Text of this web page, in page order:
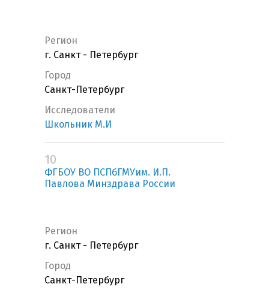
Регион
г. Санкт - Петербург
Город
Санкт-Петербург
Исследователи
Школьник М.И
10
ФГБОУ ВО ПСПбГМУим. И.П.
Павлова Минздрава России
Регион
г. Санкт - Петербург
Город
Санкт-Петербург